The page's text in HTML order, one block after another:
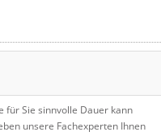
für Sie sinnvolle Dauer kann
unsere Fachexperten Ihnen